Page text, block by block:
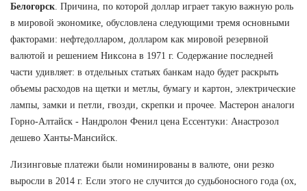
Белогорск . Причина, по которой доллар играет такую важную роль
в мировой экономике, обусловлена следующими тремя основными
факторами: нефтедолларом, долларом как мировой резервной
валютой и решением Никсона в 1971 г. Содержание последней
части удивляет: в отдельных статьях банкам надо будет раскрыть
объемы расходов на щетки и метлы, бумагу и картон, электрические
лампы, замки и петли, гвозди, скрепки и прочее. Мастерон аналоги
Горно-Алтайск - Нандролон Фенил цена Ессентуки: Анастрозол
дешево Ханты-Мансийск.
Лизинговые платежи были номинированы в валюте, они резко
выросли в 2014 г. Если этого не случится до судьбоносного года (ох,